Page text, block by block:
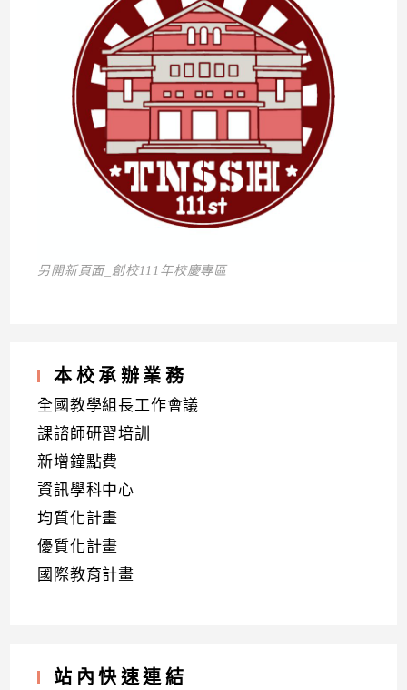
另開新頁面_創校111年校慶專區
本校承辦業務
全國教學組長工作會議
課諮師研習培訓
新增鐘點費
資訊學科中心
均質化計畫
優質化計畫
國際教育計畫
站內快速連結